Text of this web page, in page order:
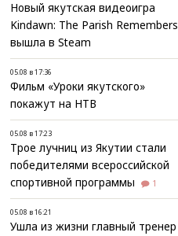
Новый якутская видеоигра
Kindawn: The Parish Remembers
вышла в Steam
05.08 в 17:36
Фильм «Уроки якутского»
покажут на НТВ
05.08 в 17:23
Трое лучниц из Якутии стали
победителями всероссийской
спортивной программы
1
05.08 в 16:21
Ушла из жизни главный тренер